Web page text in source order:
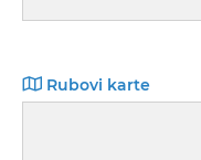
Rubovi karte